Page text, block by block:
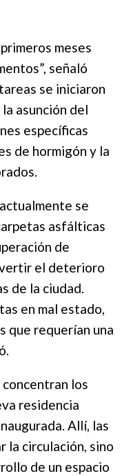
meses
señaló
se iniciaron
asunción del
específicas
de hormigón y la
se
asfálticas
de
el deterioro
de la ciudad.
en mal estado,
que requerían una
los
residencia
Allí, las
la circulación, sino
de un espacio